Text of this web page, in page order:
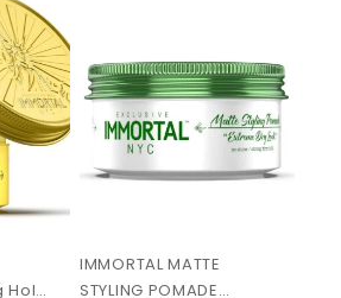
Hold
IMMORTAL MATTE
STYLING POMADE